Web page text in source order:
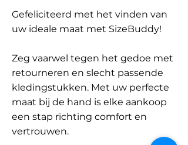
Gefeliciteerd met het vinden van
uw ideale maat met SizeBuddy!
Zeg vaarwel tegen het gedoe met
retourneren en slecht passende
kledingstukken. Met uw perfecte
maat bij de hand is elke aankoop
een stap richting comfort en
vertrouwen.